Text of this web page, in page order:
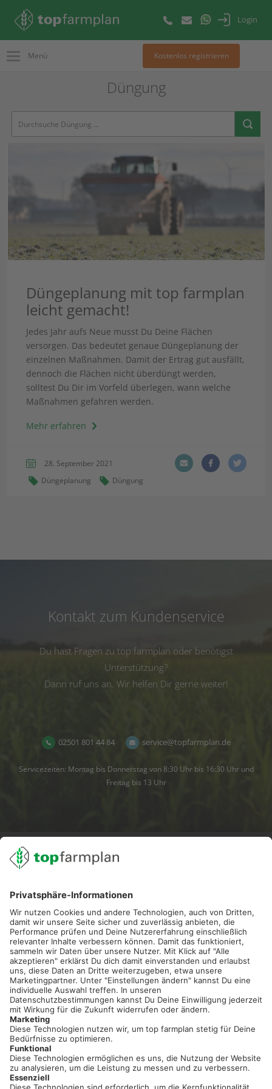
Login
Menü Kostenlos registrieren
Düngung
Düngeplanung mit top farmplan
leicht gemacht!
Jedes Jahr aufs Neue musst Du Deine Flächen
versorgen. Das bedeutet genaue Düngeplanung der
einzelnen Maßnahmen. Damit der Ertrag gut ausfällt,
dennoch die Flächen nicht überdüngt werden,
solltest Du Dir im Vorfeld überlegen, wann welche
Maßnahmen gefahren werden.
Mehr erfahren
28. September 2021
Düngeplanung
Düngung
Kontakt zum Kundenservice
Du hast Fragen zu top farmplan oder benötigst
Unterstützung?
Dann ruf uns an. Wir helfen Dir gerne weiter!
02501 801 44 84 service@topfarmplan.de
Servicezeiten: Montag bis Donnerstag von 8:30 Uhr bis 16:30 Uhr und
Freitag bis 13 Uhr
02501 801 44 84
service@topfarmplan.de
Sei immer auf dem Laufenden!
Neue Features, spannende Tipps und hilfreiche Anleitungen!
Registriere dich kostenlos!